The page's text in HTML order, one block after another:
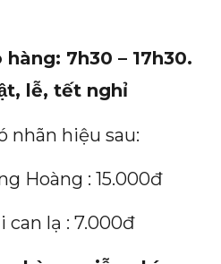
7h30 – 17h30.
lễ, tết nghỉ
nhãn hiệu sau:
Hoàng : 15.000đ
can lạ : 7.000đ